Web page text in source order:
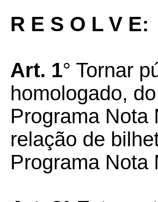
R E S O L V E:
Art. 1° Tornar
homologado,
Programa Nota
relação de
Programa Nota